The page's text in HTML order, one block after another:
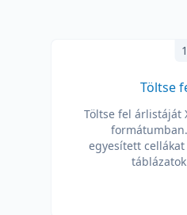
Töltse
Töltse fel árlistáját
egyesített